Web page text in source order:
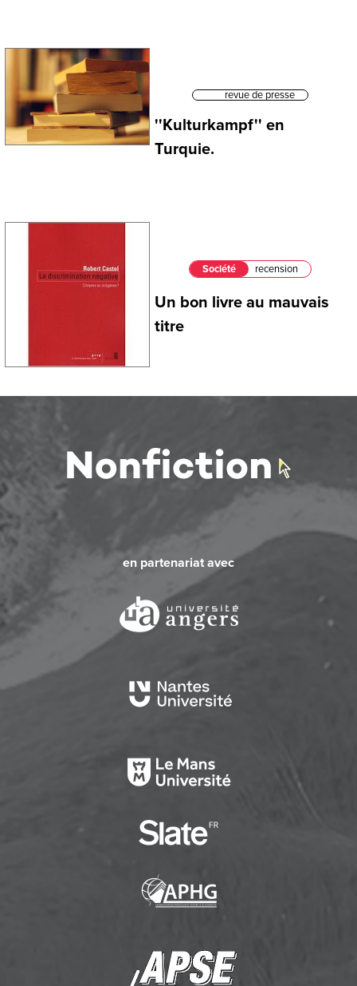
revue de presse
''Kulturkampf'' en
Turquie.
Société recension
Un bon livre au mauvais
titre
en partenariat avec